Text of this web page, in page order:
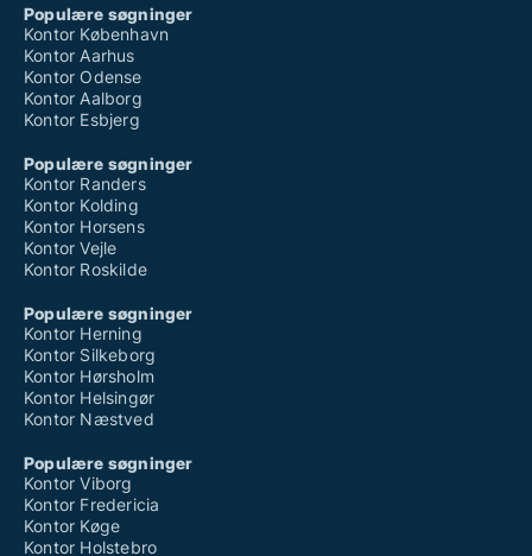
Populære søgninger
Kontor København
Kontor Aarhus
Kontor Odense
Kontor Aalborg
Kontor Esbjerg
Populære søgninger
Kontor Randers
Kontor Kolding
Kontor Horsens
Kontor Vejle
Kontor Roskilde
Populære søgninger
Kontor Herning
Kontor Silkeborg
Kontor Hørsholm
Kontor Helsingør
Kontor Næstved
Populære søgninger
Kontor Viborg
Kontor Fredericia
Kontor Køge
Kontor Holstebro